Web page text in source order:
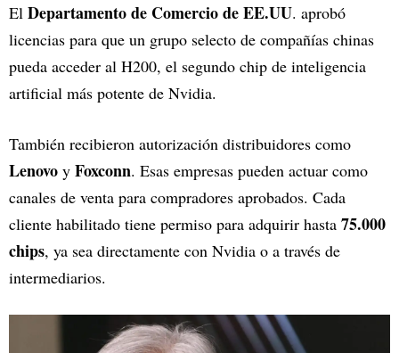
El Departamento de Comercio de EE.UU. aprobó
licencias para que un grupo selecto de compañías chinas
pueda acceder al H200, el segundo chip de inteligencia
artificial más potente de Nvidia.
También recibieron autorización distribuidores como
Lenovo y Foxconn. Esas empresas pueden actuar como
canales de venta para compradores aprobados. Cada
cliente habilitado tiene permiso para adquirir hasta 75.000
chips, ya sea directamente con Nvidia o a través de
intermediarios.